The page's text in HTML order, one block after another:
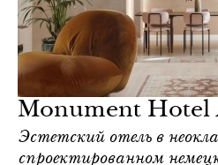
Monument Hotel
Эстетский отель в
спроектированном